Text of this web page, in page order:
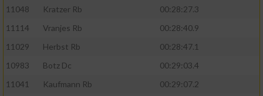
11048
Kratzer Rb
00:28:27.3
11114
Vranjes Rb
00:28:40.9
11029
Herbst Rb
00:28:47.1
10983
Botz Dc
00:29:03.4
11041
Kaufmann Rb 00:29:07.2